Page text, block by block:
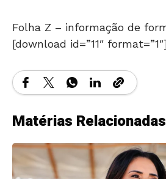
Folha Z – informação de
[download id=”11″
Matérias Relacionadas